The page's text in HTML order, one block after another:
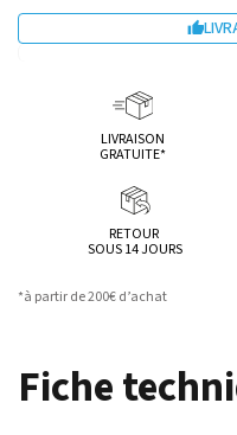

LIVRAISON
GRATUITE*
RETOUR
SOUS 14 JOURS
*à partir de 200€ d’achat
Fiche